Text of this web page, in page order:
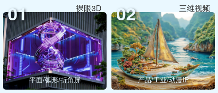
01 裸眼3D
平面/弧形/折角屏
02 三维视频
产品/工业/动漫IP